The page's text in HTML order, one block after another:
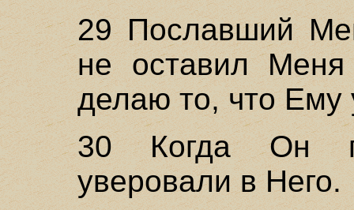
29 Пославший
не оставил
делаю то, что Ему
30 Когда Он
уверовали в Него.